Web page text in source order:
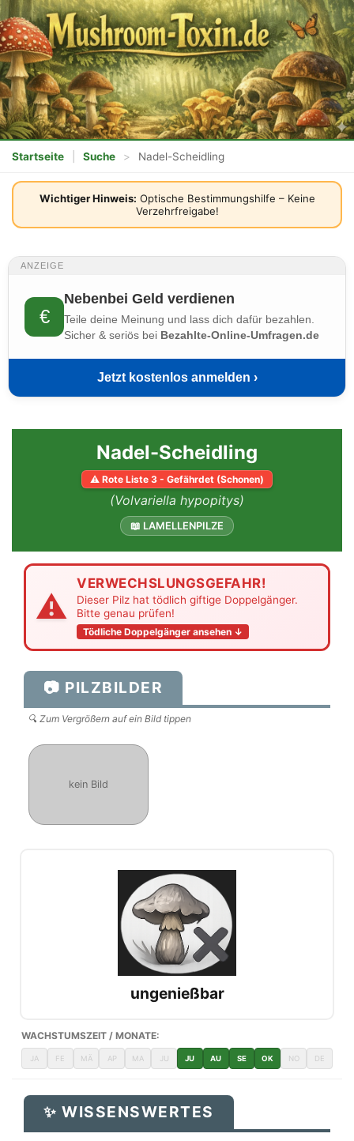
Startseite Suche > Nadel-Scheidling
Wichtiger Hinweis: Optische Bestimmungshilfe – Keine
Verzehrfreigabe!
ANZEIGE
€
Nebenbei Geld verdienen
Teile deine Meinung und lass dich dafür bezahlen.
Sicher & seriös bei Bezahlte-Online-Umfragen.de
Jetzt kostenlos anmelden ›
Nadel-Scheidling
⚠ Rote Liste 3 - Gefährdet (Schonen)
(Volvariella hypopitys)
📖 LAMELLENPILZE
⚠
VERWECHSLUNGSGEFAHR!
Dieser Pilz hat tödlich giftige Doppelgänger.
Bitte genau prüfen!
Tödliche Doppelgänger ansehen ↓
📷 PILZBILDER
🔍 Zum Vergrößern auf ein Bild tippen
kein Bild
ungenießbar
WACHSTUMSZEIT / MONATE:
JA FE MÄ AP MA JU JU AU SE OK NO DE
✨ WISSENSWERTES